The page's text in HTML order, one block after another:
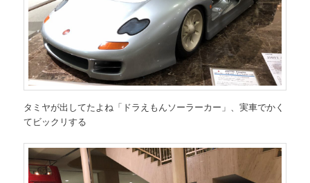
タミヤが出してたよね「ドラえもんソーラーカー」、実車でかく
てビックリする